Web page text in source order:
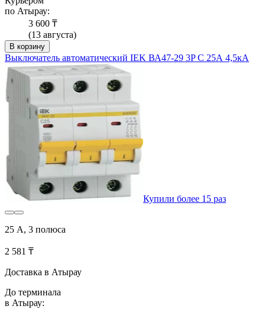
по Атырау:
3 600 ₸
(13 августа)
В корзину
Выключатель автоматический IEK ВА47-29 3P C 25А 4,5кА
Купили более 15 раз
25 А, 3 полюса
2 581 ₸
Доставка в Атырау
До терминала
в Атырау: